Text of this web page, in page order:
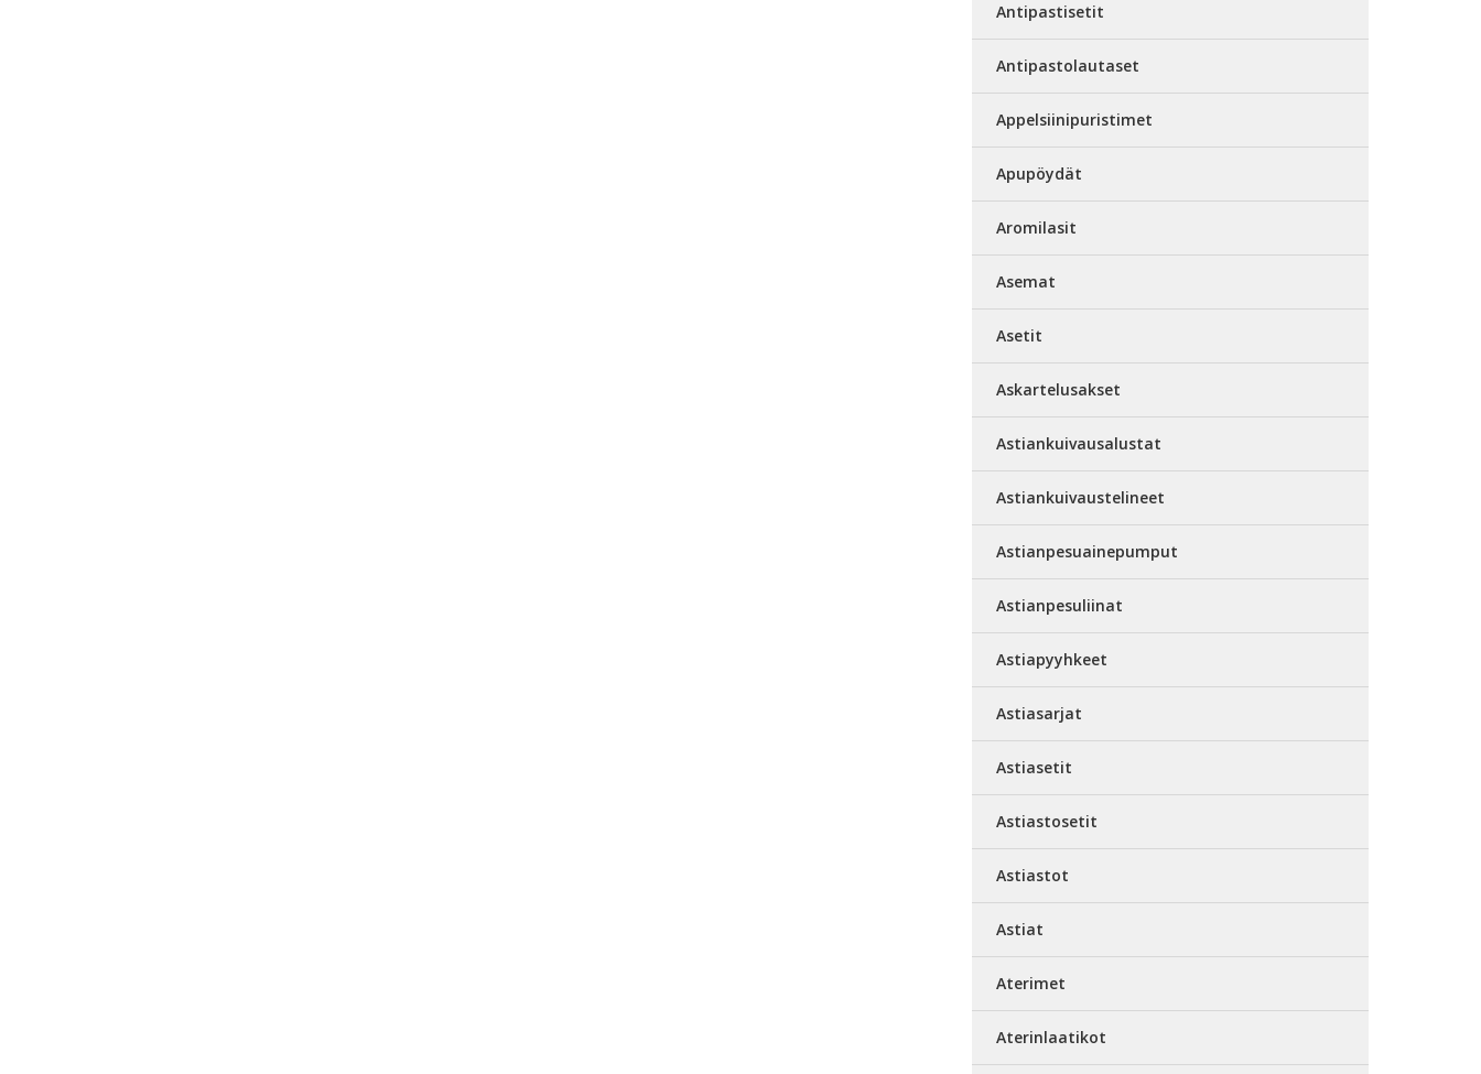
Antipastisetit
Antipastolautaset
Appelsiinipuristimet
Apupöydät
Aromilasit
Asemat
Asetit
Askartelusakset
Astiankuivausalustat
Astiankuivaustelineet
Astianpesuainepumput
Astianpesuliinat
Astiapyyhkeet
Astiasarjat
Astiasetit
Astiastosetit
Astiastot
Astiat
Aterimet
Aterinlaatikot